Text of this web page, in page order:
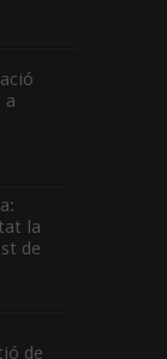
a
la
de
de